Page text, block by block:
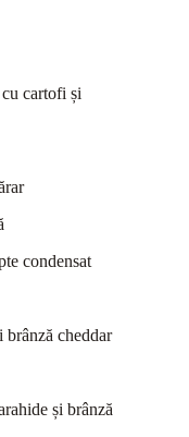
cartofi și
condensat
brânză cheddar
și brânză